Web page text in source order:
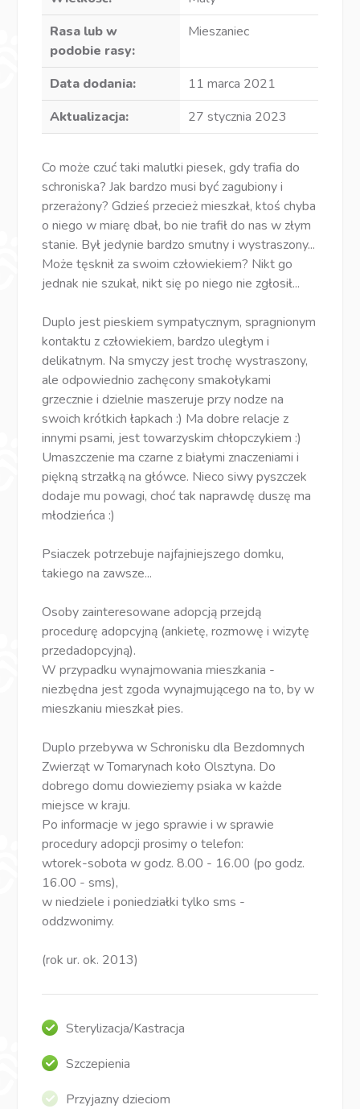
Rasa lub w
podobie rasy:
Mieszaniec
Data dodania:
11 marca 2021
Aktualizacja:
27 stycznia 2023
Co może czuć taki malutki piesek, gdy trafia do
schroniska? Jak bardzo musi być zagubiony i
przerażony? Gdzieś przecież mieszkał, ktoś chyba
o niego w miarę dbał, bo nie trafił do nas w złym
stanie. Był jedynie bardzo smutny i wystraszony...
Może tęsknił za swoim człowiekiem? Nikt go
jednak nie szukał, nikt się po niego nie zgłosił...
Duplo jest pieskiem sympatycznym, spragnionym
kontaktu z człowiekiem, bardzo uległym i
delikatnym. Na smyczy jest trochę wystraszony,
ale odpowiednio zachęcony smakołykami
grzecznie i dzielnie maszeruje przy nodze na
swoich krótkich łapkach :) Ma dobre relacje z
innymi psami, jest towarzyskim chłopczykiem :)
Umaszczenie ma czarne z białymi znaczeniami i
piękną strzałką na główce. Nieco siwy pyszczek
dodaje mu powagi, choć tak naprawdę duszę ma
młodzieńca :)
Psiaczek potrzebuje najfajniejszego domku,
takiego na zawsze...
Osoby zainteresowane adopcją przejdą
procedurę adopcyjną (ankietę, rozmowę i wizytę
przedadopcyjną).
W przypadku wynajmowania mieszkania -
niezbędna jest zgoda wynajmującego na to, by w
mieszkaniu mieszkał pies.
Duplo przebywa w Schronisku dla Bezdomnych
Zwierząt w Tomarynach koło Olsztyna. Do
dobrego domu dowieziemy psiaka w każde
miejsce w kraju.
Po informacje w jego sprawie i w sprawie
procedury adopcji prosimy o telefon:
wtorek-sobota w godz. 8.00 - 16.00 (po godz.
16.00 - sms),
w niedziele i poniedziałki tylko sms -
oddzwonimy.
(rok ur. ok. 2013)
Sterylizacja/Kastracja
Szczepienia
Przyjazny dzieciom